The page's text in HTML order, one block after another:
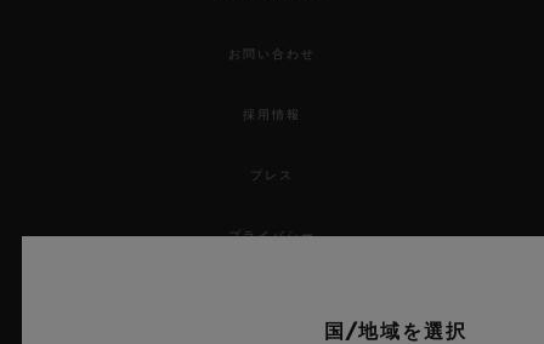
お問い合わせ
採用情報
プレス
プライバシー
国/地域を選択